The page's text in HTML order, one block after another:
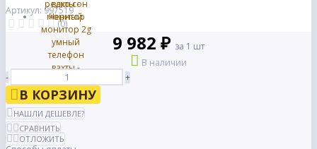
Артикул: 997519
(0)
9 982 ₽ за 1 шт
В наличии
-
+
В КОРЗИНУ
НАШЛИ ДЕШЕВЛЕ?
СРАВНИТЬ
ОТЛОЖИТЬ